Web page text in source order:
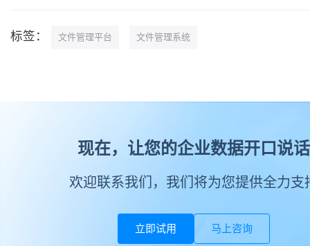
标签： 文件管理平台 文件管理系统
现在，让您的企业数据开口说话
欢迎联系我们，我们将为您提供全力支
立即试用 马上咨询